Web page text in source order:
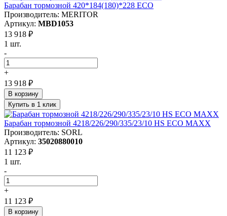
Барабан тормозной 420*184(180)*228 ECO
Производитель: MERITOR
Артикул: MBD1053
13 918 ₽
1 шт.
-
+
13 918 ₽
В корзину
Купить в 1 клик
Барабан тормозной 4218/226/290/335/23/10 HS ECO MAXX
Производитель: SORL
Артикул: 35020880010
11 123 ₽
1 шт.
-
+
11 123 ₽
В корзину